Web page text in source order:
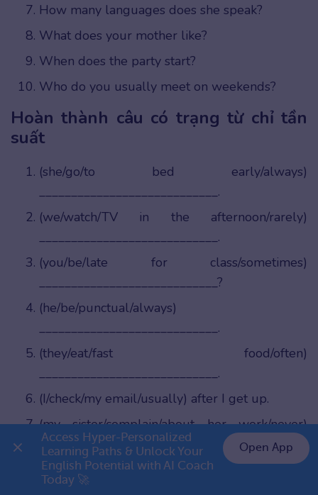
How many languages does she speak?
What does your mother like?
When does the party start?
Who do you usually meet on weekends?
Hoàn thành câu có trạng từ chỉ tần
suất
(she/go/to bed early/always)
____________________________.
(we/watch/TV in the afternoon/rarely)
____________________________.
(you/be/late for class/sometimes)
____________________________?
(he/be/punctual/always)
____________________________.
(they/eat/fast food/often)
____________________________.
(I/check/my email/usually) after I get up.
(my sister/complain/about her work/never)
____________________________.
(he/get/angry/seldom)
____________________________.
👉 Premium 1 năm chỉ 799K
Access Hyper-Personalized
Learning Paths & Unlock Your
English Potential with AI Coach
Today 🚀
Open App